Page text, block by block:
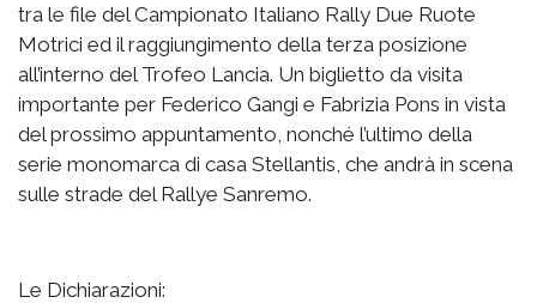
tra le file del Campionato Italiano Rally Due Ruote
Motrici ed il raggiungimento della terza posizione
all’interno del Trofeo Lancia. Un biglietto da visita
importante per Federico Gangi e Fabrizia Pons in vista
del prossimo appuntamento, nonché l’ultimo della
serie monomarca di casa Stellantis, che andrà in scena
sulle strade del Rallye Sanremo.
Le Dichiarazioni: